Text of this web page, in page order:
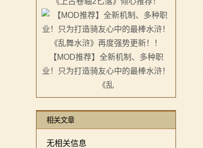
【MOD推荐】全新机制、多种职
业！只为打造骑友心中的最棒水浒！
《乱
相关文章
无相关信息